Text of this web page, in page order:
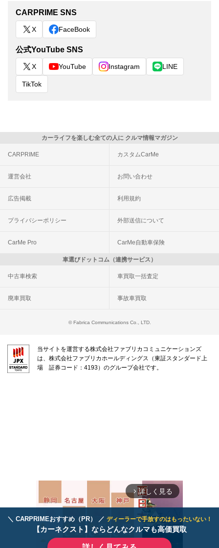
＼ CARPRIMEおすすめ（PR） ／ ディーラーで手放すのはもったいない！
【カーネクスト】ならどんなクルマも高価買取
CARPRIME SNS
X FaceBook
公式YouTube SNS
X YouTube Instagram LINE
TikTok
カーライフを楽しむ全ての人に クルマ情報マガジン
CARPRIME カスタムCarMe
運営会社 お問い合わせ
広告掲載 利用規約
プライバシーポリシー 外部送信について
CarMe Pro CarMe自動車保険
車選びドットコム（連携サービス）
中古車検索 車買取一括査定
廃車買取 事故車買取
© Fabrica Communications Co., LTD.
当サイトを運営する株式会社ファブリカコミュニケーションズ
は、株式会社ファブリカホールディングス（東証スタンダード上
場 証券コード：4193）のグループ会社です。
arrow_forward_ios 詳しく見る